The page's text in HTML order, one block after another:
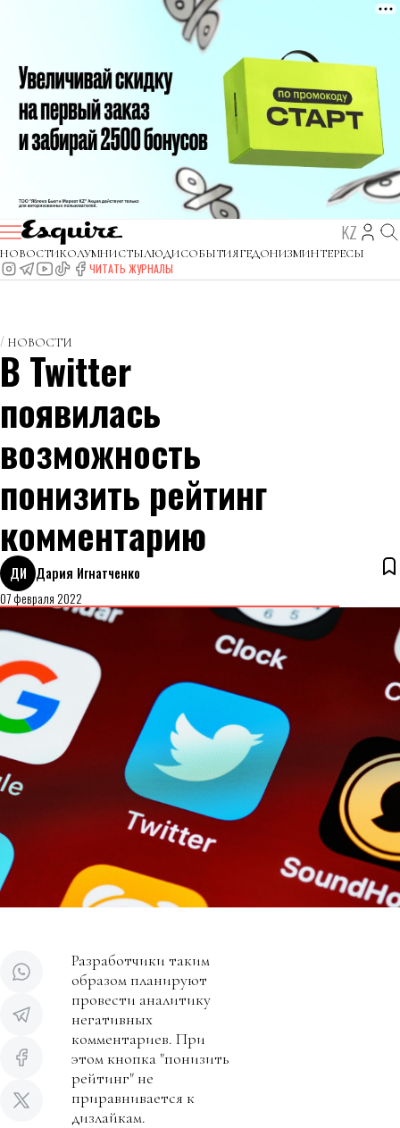
KZ
НОВОСТИКОЛУМНИСТЫЛЮДИСОБЫТИЯГЕДОНИЗМИНТЕРЕСЫ
ЧИТАТЬ ЖУРНАЛЫ
НОВОСТИ
В Twitter
появилась
возможность
понизить рейтинг
комментарию
ДИ Дария Игнатченко
07 февраля 2022
Разработчики таким
образом планируют
провести аналитику
негативных
комментариев. При
этом кнопка "понизить
рейтинг" не
приравнивается к
дизлайкам.